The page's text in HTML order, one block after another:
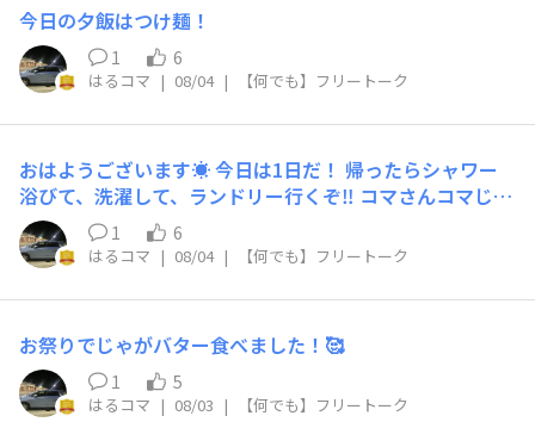
今日の夕飯はつけ麺！
1 6
はるコマ | 08/04 | 【何でも】フリートーク
おはようございます☀️ 今日は1日だ！ 帰ったらシャワー
浴びて、洗濯して、ランドリー行くぞ‼️ コマさんコマじろ
う亀吉カワイイね🥰 今日はランドリーに亀吉連れて行く
ぞ👍 亀吉ランドリー楽しみって言ってた😆
1 6
はるコマ | 08/04 | 【何でも】フリートーク
お祭りでじゃがバター食べました！🥰
1 5
はるコマ | 08/03 | 【何でも】フリートーク